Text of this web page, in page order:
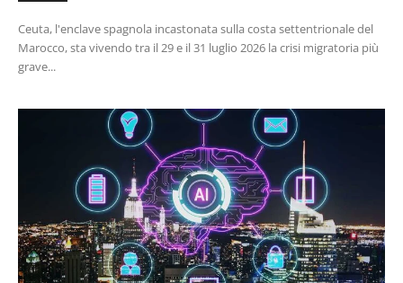
Ceuta, l'enclave spagnola incastonata sulla costa settentrionale del
Marocco, sta vivendo tra il 29 e il 31 luglio 2026 la crisi migratoria più
grave...